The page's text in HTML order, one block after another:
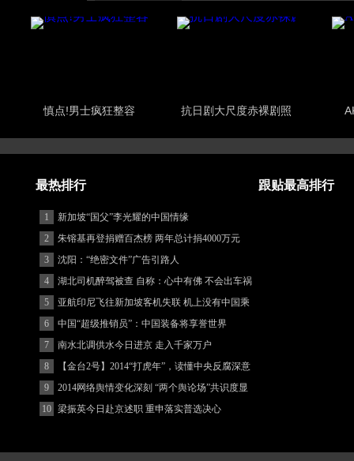
慎点!男士疯狂整容 抗日剧大尺度赤裸剧照
最热排行 跟贴最高排行
1
新加坡“国父”李光耀的中国情缘
2
朱镕基再登捐赠百杰榜 两年总计捐4000万元
3
沈阳：“绝密文件”广告引路人
4
湖北司机醉驾被查 自称：心中有佛 不会出车祸
(图)
5
亚航印尼飞往新加坡客机失联 机上没有中国乘
客
6
中国“超级推销员”：中国装备将享誉世界
7
南水北调供水今日进京 走入千家万户
8
【金台2号】2014“打虎年”，读懂中央反腐深意
9
2014网络舆情变化深刻 “两个舆论场”共识度显
著增强
10 梁振英今日赴京述职 重申落实普选决心